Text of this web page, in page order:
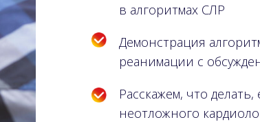
Демонстрация
реанимации с
Расскажем, что
неотложного
в алгоритмах СЛР